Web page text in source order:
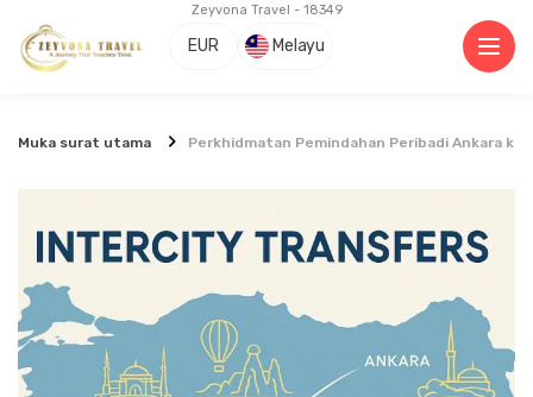
Zeyvona Travel - 18349
EUR Melayu
Muka surat utama Perkhidmatan Pemindahan Peribadi Ankara ke